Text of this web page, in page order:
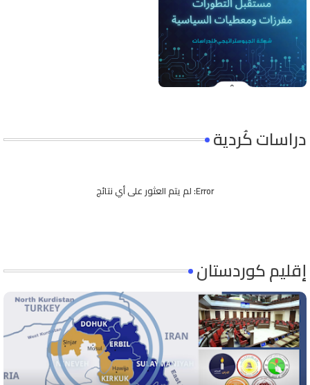
دراسات كُردية
Error: لم يتم العثور على أي نتائج
إقليم كوردستان